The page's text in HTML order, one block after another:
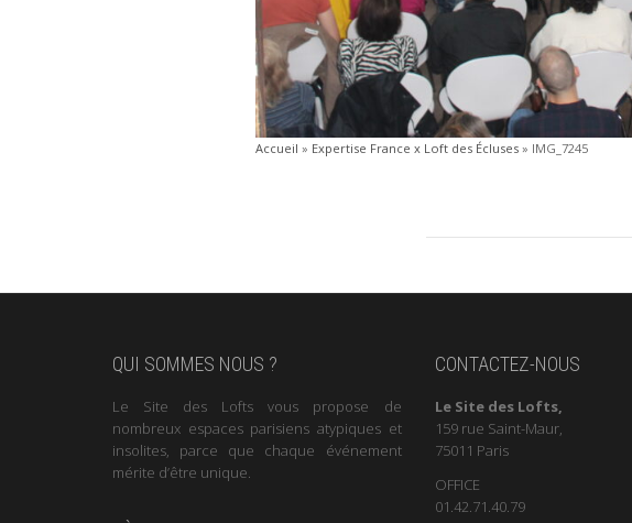
Accueil » Expertise France x Loft des Écluses » IMG_7245
QUI SOMMES NOUS ?
Le Site des Lofts vous propose de
nombreux espaces parisiens atypiques et
insolites, parce que chaque événement
mérite d’être unique.
CONTACTEZ-NOUS
Le Site des Lofts,
159 rue Saint-Maur,
75011 Paris
OFFICE
01.42.71.40.79